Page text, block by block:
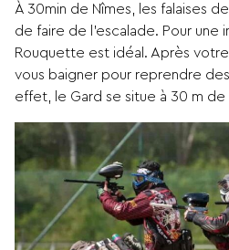
À 30min de Nîmes, les falaises
de faire de l’escalade. Pour une
Rouquette est idéal. Après
vous baigner pour reprendre
effet, le Gard se situe à 30 m de